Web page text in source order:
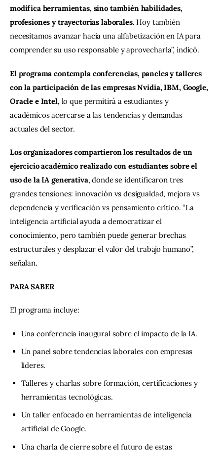
modifica herramientas, sino también habilidades,
profesiones y trayectorias laborales. Hoy también
necesitamos avanzar hacia una alfabetización en IA para
comprender su uso responsable y aprovecharla”, indicó.
El programa contempla conferencias, paneles y talleres
con la participación de las empresas Nvidia, IBM, Google,
Oracle e Intel, lo que permitirá a estudiantes y
académicos acercarse a las tendencias y demandas
actuales del sector.
Los organizadores compartieron los resultados de un
ejercicio académico realizado con estudiantes sobre el
uso de la IA generativa, donde se identificaron tres
grandes tensiones: innovación vs desigualdad, mejora vs
dependencia y verificación vs pensamiento crítico. “La
inteligencia artificial ayuda a democratizar el
conocimiento, pero también puede generar brechas
estructurales y desplazar el valor del trabajo humano”,
señalan.
PARA SABER
El programa incluye:
Una conferencia inaugural sobre el impacto de la IA.
Un panel sobre tendencias laborales con empresas
líderes.
Talleres y charlas sobre formación, certificaciones y
herramientas tecnológicas.
Un taller enfocado en herramientas de inteligencia
artificial de Google.
Una charla de cierre sobre el futuro de estas